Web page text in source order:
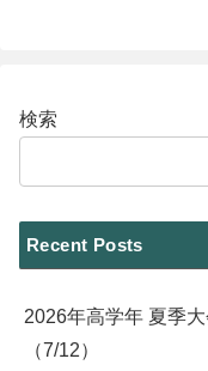
検索
Recent Posts
2026年高学年 夏季
（7/12）